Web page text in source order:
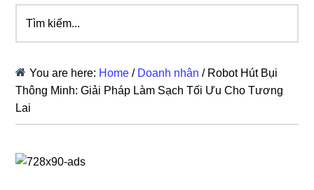
kiếm...
You are here: Home / Doanh nhân /Robot Hút Bụi
Thông Minh: Giải Pháp Làm Sạch Tối Ưu Cho Tương
Lai